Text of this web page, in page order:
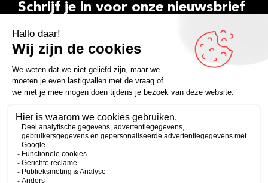
Schrijf je in voor onze nieuwsbrief
E-
mailadres
Inschrijven
FacebookInstagramLinkedInYouTubeSpotify